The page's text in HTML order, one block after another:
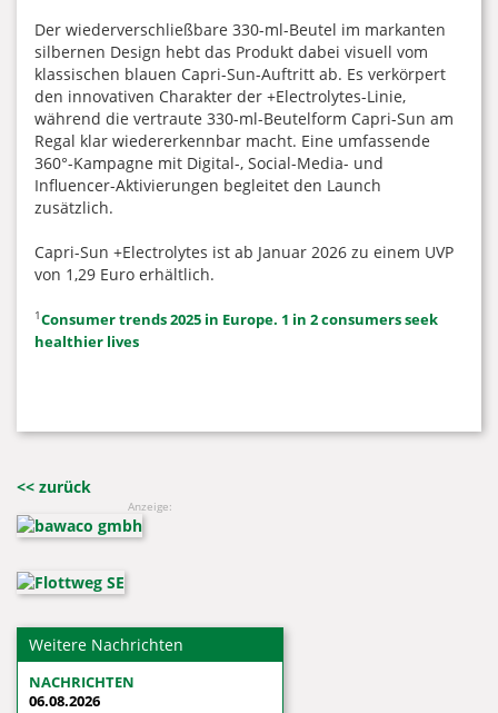
Der wiederverschließbare 330-ml-Beutel im markanten
silbernen Design hebt das Produkt dabei visuell vom
klassischen blauen Capri-Sun-Auftritt ab. Es verkörpert
den innovativen Charakter der +Electrolytes-Linie,
während die vertraute 330-ml-Beutelform Capri-Sun am
Regal klar wiedererkennbar macht. Eine umfassende
360°-Kampagne mit Digital-, Social-Media- und
Influencer-Aktivierungen begleitet den Launch
zusätzlich.
Capri-Sun +Electrolytes ist ab Januar 2026 zu einem UVP
von 1,29 Euro erhältlich.
1Consumer trends 2025 in Europe. 1 in 2 consumers seek
healthier lives
<< zurück
Anzeige:
Weitere Nachrichten
NACHRICHTEN
06.08.2026